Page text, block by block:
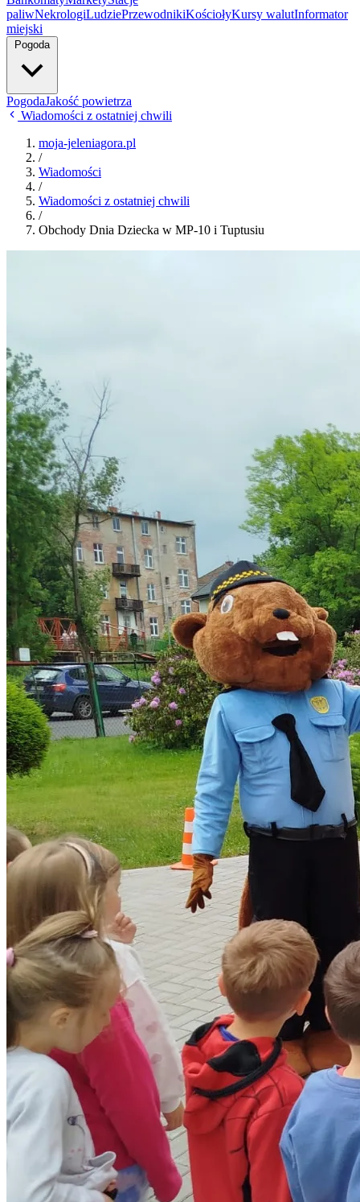
paliwNekrologiLudziePrzewodnikiKościołyKursy walutInformator
miejski
Pogoda
PogodaJakość powietrza
Wiadomości z ostatniej chwili
moja-jeleniagora.pl
/
Wiadomości
/
Wiadomości z ostatniej chwili
/
Obchody Dnia Dziecka w MP-10 i Tuptusiu